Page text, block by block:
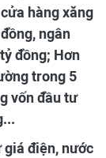
hàng xăng
ngân
đồng; Hơn
trong 5
vốn đầu tư
giá điện, nước